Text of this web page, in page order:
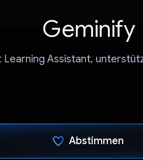
Geminify
Learning Assistant,
Abstimmen